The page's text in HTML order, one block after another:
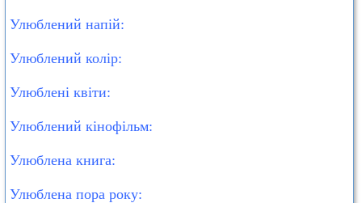
Улюблений напій:
Улюблений колір:
Улюблені квіти:
Улюблений кінофільм:
Улюблена книга:
Улюблена пора року: